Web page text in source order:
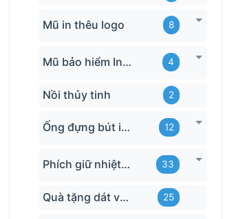
Mũ in thêu logo 8
Mũ bảo hiểm In logo 4
Nồi thủy tinh 2
Ống đựng bút in logo 12
Phích giữ nhiệt quà tặng 33
Quà tặng dát vàng 25